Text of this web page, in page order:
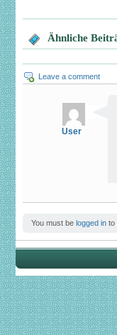
Ähnliche
Leave a comment
User
You must be logged in to